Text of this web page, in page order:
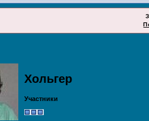
Хольгер
Участники